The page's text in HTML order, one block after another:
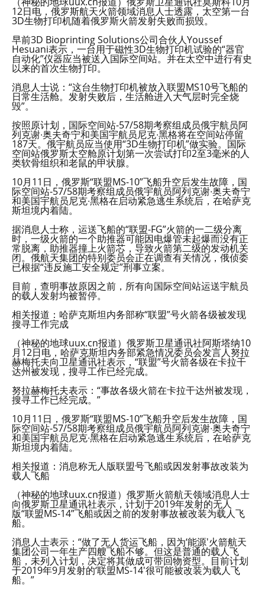
12日电，俄罗斯航天火箭领域消息人士透露，太空第一台
3D生物打印机随着俄罗斯火箭发射失败而损毁。
早前3D Bioprinting Solutions公司合伙人Youssef
Hesuani表示，一台用于磁性3D生物打印机试验的“器官
自动化”仪器应当被送入国际空间站。并在太空中进行有史
以来的首次生物打印。
消息人士说：“这台生物打印机被放入联盟MS10号飞船的
日常生活舱。发射失败后，生活舱进入大气层时完全烧
毁”。
按照原计划，国际空间站-57/58期考察组成员俄宇航员阿
列克谢∙奥夫奇宁和美国宇航员尼克∙黑格将在空间站停留
187天。俄宇航员应当使用“3D生物打印机”做实验。国际
空间站俄罗斯太空舱原计划第一次尝试打印2至3毫米的人
类软骨组织和老鼠的甲状腺。
10月11日，俄罗斯“联盟MS-10”飞船升空后发生故障，国
际空间站-57/58期考察组成员俄宇航员阿列克谢∙奥夫奇宁
和美国宇航员尼克∙黑格在启动紧急逃生系统后，在哈萨克
斯坦境内着陆。
据消息人士称，运送飞船的“联盟-FG”火箭的一二级分离
时，一级火箭的一个助推器可能因电爆管未起爆而没有正
常脱离，助推器撞上火箭芯，导致火箭第二级的发动机关
闭。俄航天集团的特别委员会正在调查有关情况，俄侦委
已根据“违反施工安全规定”刑事立案。
目前，查明事故原因之前，所有向国际空间站运送宇航员
的载人发射均被暂停。
相关报道：哈萨克斯坦内务部称“联盟”号火箭各级被发现
搜寻工作完成
（神秘的地球uux.cn报道）俄罗斯卫星通讯社阿斯塔纳10
月12日电，哈萨克斯坦内务部紧急情况委员会发言人努拉
赫梅托夫向卫星通讯社表示，“联盟”号火箭各级在卡拉干
达州被发现，搜寻工作已经完成。
努拉赫梅托夫表示：“事故各级火箭在卡拉干达州被发现，
搜寻工作已经完成。”
10月11日，俄罗斯“联盟MS-10”飞船升空后发生故障，国
际空间站-57/58期考察组成员俄宇航员阿列克谢∙奥夫奇宁
和美国宇航员尼克∙黑格在启动紧急逃生系统后，在哈萨克
斯坦境内着陆。
相关报道：消息称无人版联盟号飞船或因发射事故改装为
载人飞船
（神秘的地球uux.cn报道）俄罗斯火箭航天领域消息人士
向俄罗斯卫星通讯社表示，计划于2019年发射的无人
版“联盟MS-14”飞船或因之前的发射事故被改装为载人飞
船。
消息人士表示：“做了无人货运飞船，因为‘能源'火箭航天
集团公司一年生产四艘飞船不够。但这是普通的载人飞
船，未列入计划，决定将其做成可带回物资型。目前计划
于2019年9月发射的‘联盟MS-14'很可能被改装为载人飞
船。”